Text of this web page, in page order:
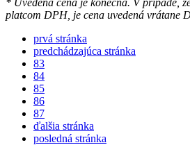
platcom DPH, je cena uvedená vrátane
prvá stránka
predchádzajúca stránka
83
84
85
86
87
ďalšia stránka
posledná stránka